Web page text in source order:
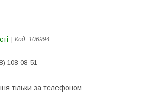
Код: 106994
108-08-51
тільки за телефоном